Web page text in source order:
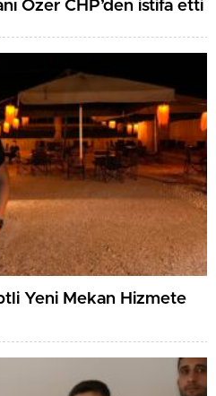
Özer CHP’den istifa etti
Yeni Mekan Hizmete